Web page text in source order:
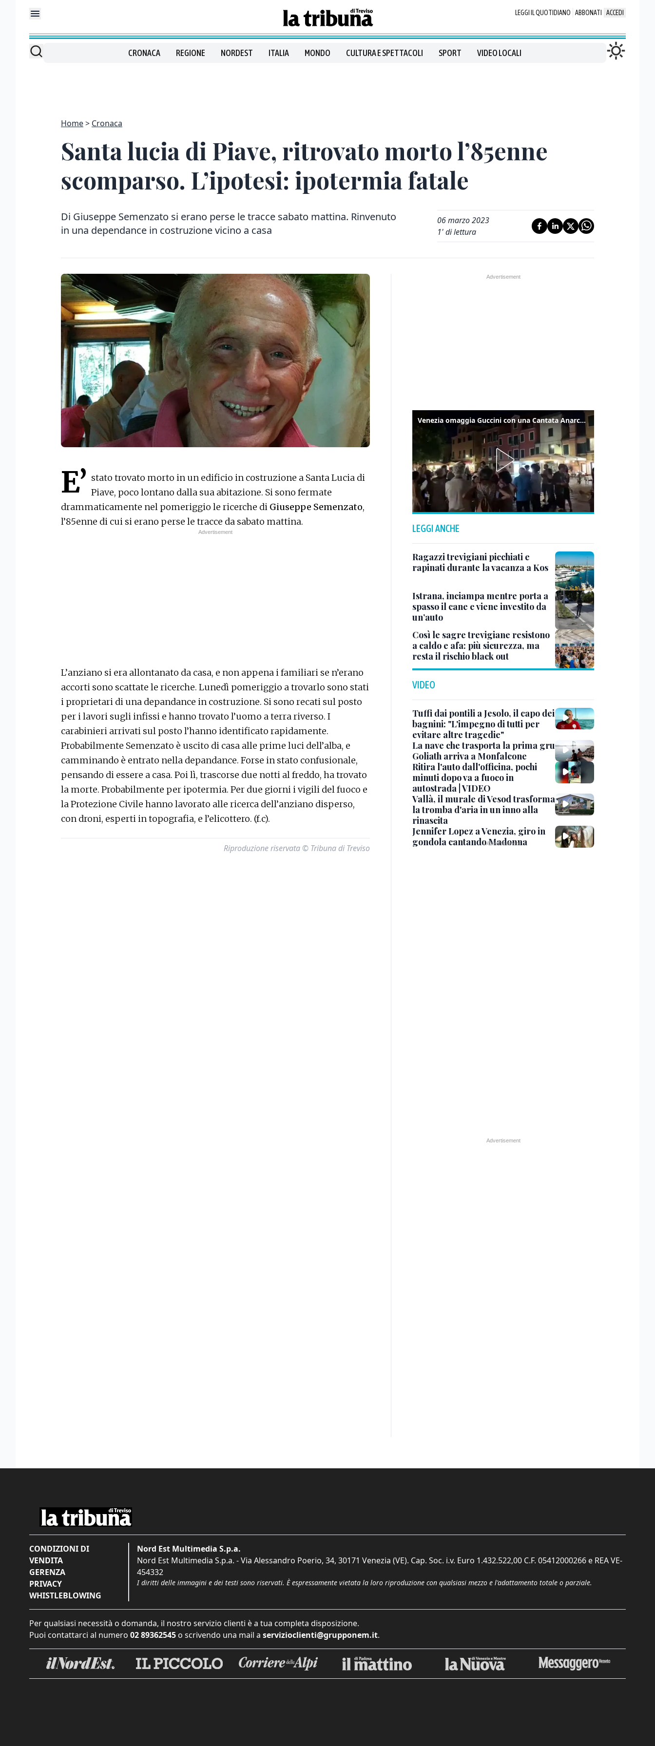
LEGGI IL QUOTIDIANO ABBONATI ACCEDI
CRONACA REGIONE NORDEST ITALIA MONDO CULTURA E SPETTACOLI SPORT VIDEO LOCALI
Home Cronaca
Santa lucia di Piave, ritrovato morto l’85enne
scomparso. L’ipotesi: ipotermia fatale
Di Giuseppe Semenzato si erano perse le tracce sabato mattina. Rinvenuto
in una dependance in costruzione vicino a casa
06 marzo 2023
1' di lettura
E’ stato trovato morto in un edificio in costruzione a Santa Lucia di
Piave, poco lontano dalla sua abitazione. Si sono fermate
drammaticamente nel pomeriggio le ricerche di Giuseppe Semenzato,
l’85enne di cui si erano perse le tracce da sabato mattina.
L’anziano si era allontanato da casa, e non appena i familiari se n’erano
accorti sono scattate le ricerche. Lunedì pomeriggio a trovarlo sono stati
i proprietari di una depandance in costruzione. Si sono recati sul posto
per i lavori sugli infissi e hanno trovato l’uomo a terra riverso. I
carabinieri arrivati sul posto l’hanno identificato rapidamente.
Probabilmente Semenzato è uscito di casa alle prime luci dell’alba, e
camminando è entrato nella depandance. Forse in stato confusionale,
pensando di essere a casa. Poi lì, trascorse due notti al freddo, ha trovato
la morte. Probabilmente per ipotermia. Per due giorni i vigili del fuoco e
la Protezione Civile hanno lavorato alle ricerca dell’anziano disperso,
con droni, esperti in topografia, e l’elicottero. (f.c).
Riproduzione riservata © Tribuna di Treviso
Venezia omaggia Guccini con una Cantata Anarchica in campo Santa Margherita
LEGGI ANCHE
Ragazzi trevigiani picchiati e
rapinati durante la vacanza a Kos
Istrana, inciampa mentre porta a
spasso il cane e viene investito da
un’auto
Così le sagre trevigiane resistono
a caldo e afa: più sicurezza, ma
resta il rischio black out
VIDEO
Tuffi dai pontili a Jesolo, il capo dei
bagnini: "L'impegno di tutti per
evitare altre tragedie"
La nave che trasporta la prima gru
Goliath arriva a Monfalcone
Ritira l'auto dall'officina, pochi
minuti dopo va a fuoco in
autostrada | VIDEO
Vallà, il murale di Vesod trasforma
la tromba d'aria in un inno alla
rinascita
Jennifer Lopez a Venezia, giro in
gondola cantando Madonna
CONDIZIONI DI
VENDITA
GERENZA
PRIVACY
WHISTLEBLOWING
Nord Est Multimedia S.p.a.
Nord Est Multimedia S.p.a. - Via Alessandro Poerio, 34, 30171 Venezia (VE). Cap. Soc. i.v. Euro 1.432.522,00 C.F. 05412000266 e REA VE-
454332
I diritti delle immagini e dei testi sono riservati. È espressamente vietata la loro riproduzione con qualsiasi mezzo e l'adattamento totale o parziale.
Per qualsiasi necessità o domanda, il nostro servizio clienti è a tua completa disposizione.
Puoi contattarci al numero 02 89362545 o scrivendo una mail a servizioclienti@grupponem.it.